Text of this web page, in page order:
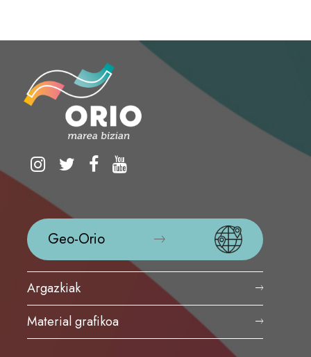
Geo-Orio
Argazkiak
Material grafikoa